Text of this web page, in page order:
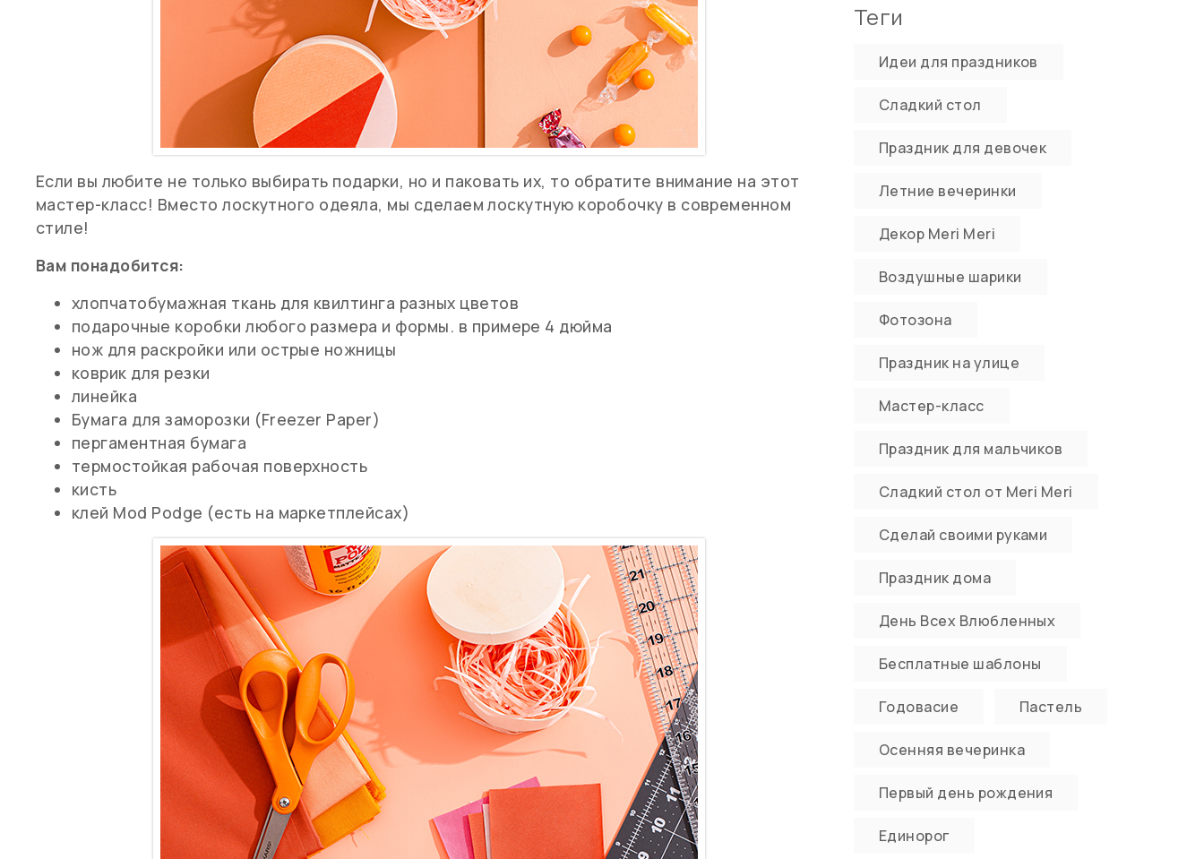
Если вы любите не только выбирать подарки, но и паковать их, то обратите внимание на этот
мастер-класс! Вместо лоскутного одеяла, мы сделаем лоскутную коробочку в современном
стиле!
Вам понадобится:
хлопчатобумажная ткань для квилтинга разных цветов
подарочные коробки любого размера и формы. в примере 4 дюйма
нож для раскройки или острые ножницы
коврик для резки
линейка
Бумага для заморозки (Freezer Paper)
пергаментная бумага
термостойкая рабочая поверхность
кисть
клей Mod Podge (есть на маркетплейсах)
Теги
Идеи для праздников
Сладкий стол
Праздник для девочек
Летние вечеринки
Декор Meri Meri
Воздушные шарики
Фотозона
Праздник на улице
Мастер-класс
Праздник для мальчиков
Сладкий стол от Meri Meri
Сделай своими руками
Праздник дома
День Всех Влюбленных
Бесплатные шаблоны
Годовасие Пастель
Осенняя вечеринка
Первый день рождения
Единорог